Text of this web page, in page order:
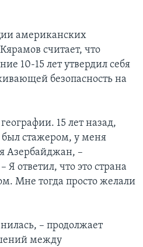
американских
считает, что
10-15 лет утвердил себя
безопасность на
15 лет назад,
стажером, у меня
Азербайджан, –
Я ответил, что это страна
Мне тогда просто желали
– продолжает
между